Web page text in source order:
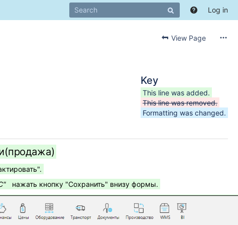
Log in
View Page
Key
This line was added.
This line was removed.
Formatting was changed.
нажать кнопку "Сохранить" внизу формы.